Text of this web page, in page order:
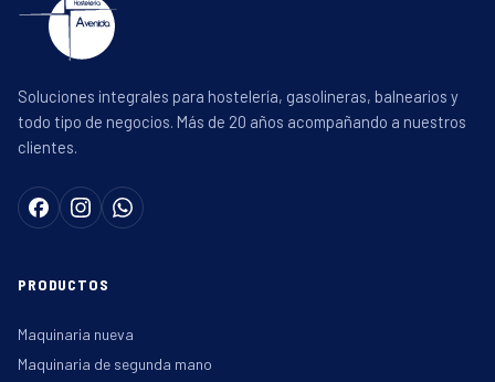
Soluciones integrales para hostelería, gasolineras, balnearios y
todo tipo de negocios. Más de 20 años acompañando a nuestros
clientes.
PRODUCTOS
Maquinaria nueva
Maquinaria de segunda mano